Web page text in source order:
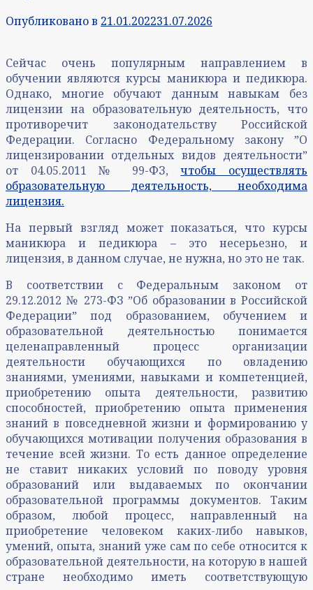
Опубликовано в 21.01.202231.07.2026
Сейчас очень популярным направлением в
обучении являются курсы маникюра и педикюра.
Однако, многие обучают данным навыкам без
лицензии на образовательную деятельность, что
противоречит законодательству Российской
Федерации. Согласно Федеральному закону ˮО
лицензировании отдельных видов деятельностиˮ
от 04.05.2011 № 99-ФЗ,чтобы осуществлять
образовательную деятельность, необходима
лицензия.
На первый взгляд может показаться, что курсы
маникюра и педикюра – это несерьезно, и
лицензия, в данном случае, не нужна, но это не так.
В соответствии с Федеральным законом от
29.12.2012 № 273-ФЗ ˮОб образовании в Российской
Федерацииˮ под образованием, обучением и
образовательной деятельностью понимается
целенаправленный процесс организации
деятельности обучающихся по овладению
знаниями, умениями, навыками и компетенцией,
приобретению опыта деятельности, развитию
способностей, приобретению опыта применения
знаний в повседневной жизни и формированию у
обучающихся мотивации получения образования в
течение всей жизни. То есть данное определение
не ставит никаких условий по поводу уровня
образований или выдаваемых по окончании
образовательной программы документов. Таким
образом, любой процесс, направленный на
приобретение человеком каких-либо навыков,
умений, опыта, знаний уже сам по себе относится к
образовательной деятельности, на которую в нашей
стране необходимо иметь соответствующую